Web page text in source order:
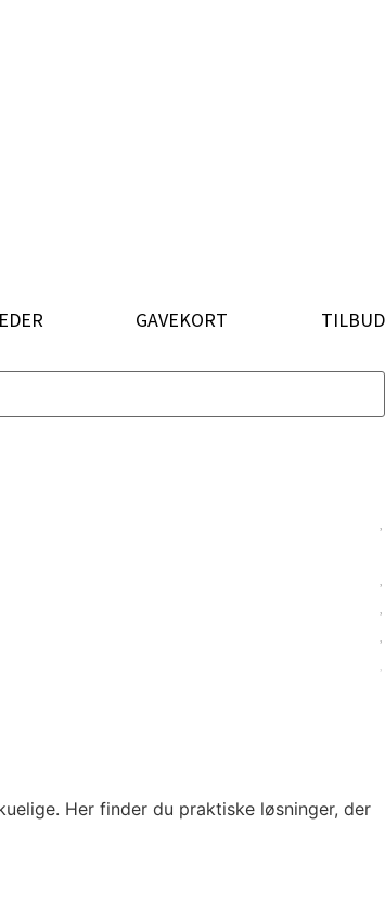
GAVEKORT TILBUD
Her finder du praktiske løsninger, der